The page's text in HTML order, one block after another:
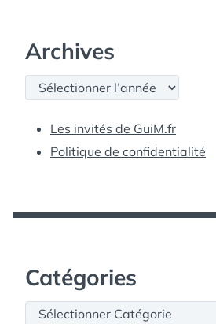
Archives
Archives
Les invités de GuiM.fr
Politique de confidentialité
Catégories
Catégories